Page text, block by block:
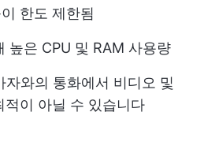
한도 제한됨
높은 CPU 및 RAM 사용량
자와의 통화에서 비디오 및
적이 아닐 수 있습니다